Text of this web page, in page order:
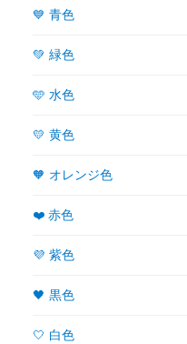
💙 青色
💚 緑色
🩵 水色
💛 黄色
🧡 オレンジ色
❤️ 赤色
💜 紫色
🖤 黒色
🤍 白色